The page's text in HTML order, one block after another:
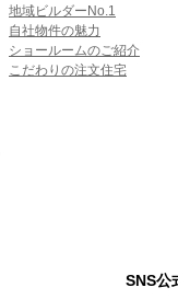
地域ビルダーNo.1
自社物件の魅力
ショールームのご紹介
こだわりの注文住宅
SNS公